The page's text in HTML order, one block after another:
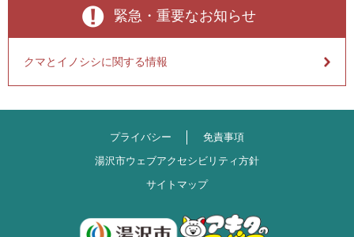
緊急・重要なお知らせ
クマとイノシシに関する情報
プライバシー
免責事項
湯沢市ウェブアクセシビリティ方針
サイトマップ